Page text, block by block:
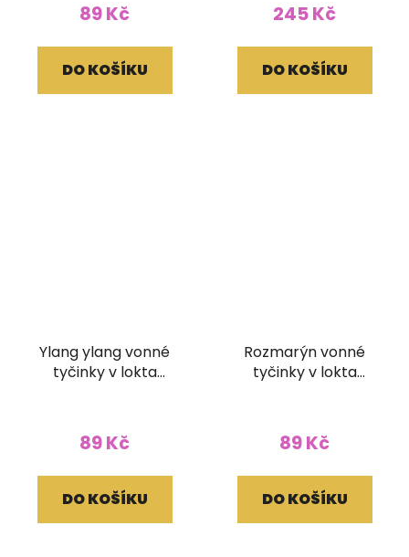
89 Kč
DO KOŠÍKU
245 Kč
DO KOŠÍKU
Ylang ylang vonné
tyčinky v lokta
89 Kč
DO KOŠÍKU
Rozmarýn vonné
tyčinky v lokta
89 Kč
DO KOŠÍKU